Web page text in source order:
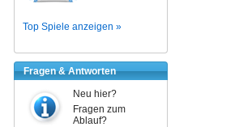
Top Spiele anzeigen »
Fragen & Antworten
Neu hier?
Fragen zum
Ablauf?